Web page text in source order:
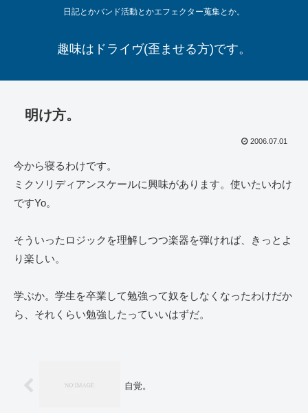
日記とかバンド活動とかエフェクター蒐集とか。
趣味はドライヴ(歪ませる方)です。
明け方。
2006.07.01
今から寝るわけです。
ミクソリディアンスケールに興味があります。使いたいわけ
ですYo。
そういったロジックを理解しつつ楽器を弾ければ、きっとよ
り楽しい。
学ぶか。学生を卒業して勉強って奴をしなくなったわけだか
ら、それくらい勉強したっていいはずだ。
自覚。